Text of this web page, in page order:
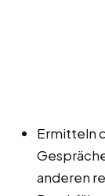
Ermitteln
anderen